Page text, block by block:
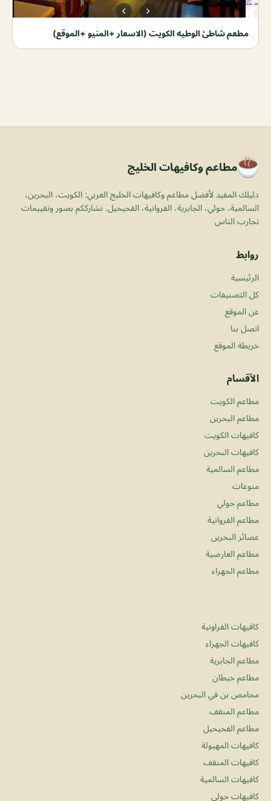
مطعم شاطئ الوطيه الكويت (الاسعار +المنيو +الموقع)
مطاعم وكافيهات الخليج
دليلك المفيد لأفضل مطاعم وكافيهات الخليج العربي: الكويت، البحرين،
السالمية، حولي، الجابرية، الفروانية، الفحيحيل. نشارككم بصور وتقييمات
تجارب الناس
روابط
الرئيسية
كل التصنيفات
عن الموقع
اتصل بنا
خريطة الموقع
الأقسام
مطاعم الكويت
مطاعم البحرين
كافيهات الكويت
كافيهات البحرين
مطاعم السالمية
منوعات
مطاعم حولي
مطاعم الفروانية
عصائر البحرين
مطاعم العارضية
مطاعم الجهراء
كافيهات الفراونية
كافيهات الجهراء
مطاعم الجابرية
مطاعم خيطان
محامص بن في البحرين
مطاعم المنقف
مطاعم الفحيحيل
كافيهات المهبولة
كافيهات المنقف
كافيهات السالمية
كافيهات حولي